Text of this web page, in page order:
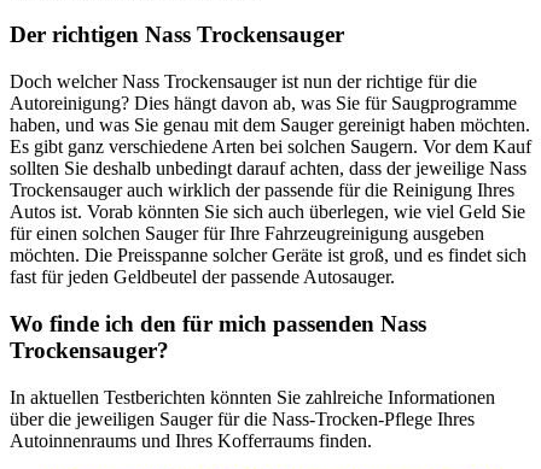
Der richtigen Nass Trockensauger
Doch welcher Nass Trockensauger ist nun der richtige für die
Autoreinigung? Dies hängt davon ab, was Sie für Saugprogramme
haben, und was Sie genau mit dem Sauger gereinigt haben möchten.
Es gibt ganz verschiedene Arten bei solchen Saugern. Vor dem Kauf
sollten Sie deshalb unbedingt darauf achten, dass der jeweilige Nass
Trockensauger auch wirklich der passende für die Reinigung Ihres
Autos ist. Vorab könnten Sie sich auch überlegen, wie viel Geld Sie
für einen solchen Sauger für Ihre Fahrzeugreinigung ausgeben
möchten. Die Preisspanne solcher Geräte ist groß, und es findet sich
fast für jeden Geldbeutel der passende Autosauger.
Wo finde ich den für mich passenden Nass
Trockensauger?
In aktuellen Testberichten könnten Sie zahlreiche Informationen
über die jeweiligen Sauger für die Nass-Trocken-Pflege Ihres
Autoinnenraums und Ihres Kofferraums finden.